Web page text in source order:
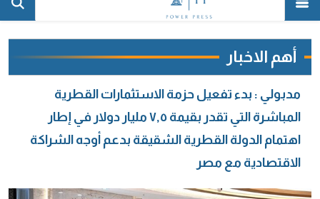
أهم الاخبار
مدبولي : بدء تفعيل حزمة الاستثمارات القطرية
المباشرة التي تقدر بقيمة ٧,٥ مليار دولار في إطار
اهتمام الدولة القطرية الشقيقة بدعم أوجه الشراكة
الاقتصادية مع مصر